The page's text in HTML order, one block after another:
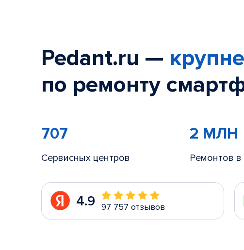
Pedant.ru —
по ремонту
707
Сервисных центров
2 МЛН
Ремонтов в
4.9 97 757 отзывов